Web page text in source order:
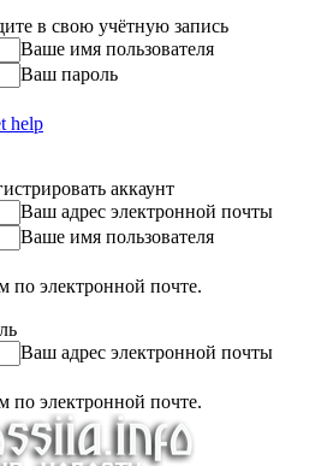
в свою учётную запись
Ваше имя пользователя
Ваш пароль
help
аккаунт
Ваш адрес электронной почты
Ваше имя пользователя
по электронной почте.
Ваш адрес электронной почты
по электронной почте.